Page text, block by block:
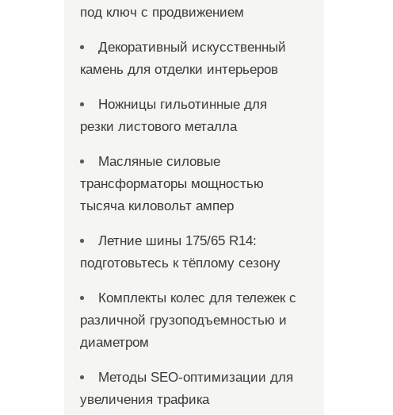
под ключ с продвижением
Декоративный искусственный
камень для отделки интерьеров
Ножницы гильотинные для
резки листового металла
Масляные силовые
трансформаторы мощностью
тысяча киловольт ампер
Летние шины 175/65 R14:
подготовьтесь к тёплому сезону
Комплекты колес для тележек с
различной грузоподъемностью и
диаметром
Методы SEO-оптимизации для
увеличения трафика